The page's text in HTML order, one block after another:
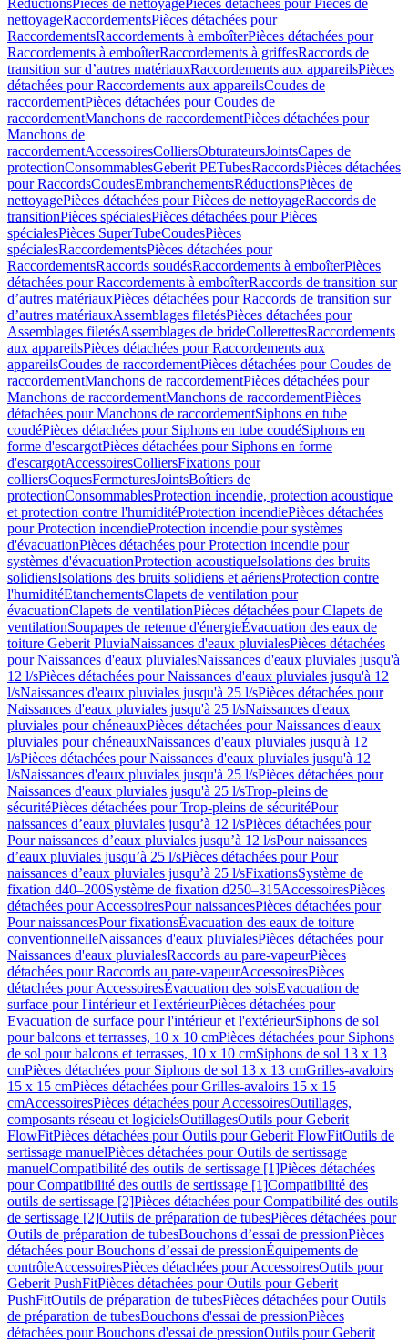
RéductionsPièces de nettoyagePièces détachées pour Pièces de
nettoyageRaccordementsPièces détachées pour
RaccordementsRaccordements à emboîterPièces détachées pour
Raccordements à emboîterRaccordements à griffesRaccords de
transition sur d’autres matériauxRaccordements aux appareilsPièces
détachées pour Raccordements aux appareilsCoudes de
raccordementPièces détachées pour Coudes de
raccordementManchons de raccordementPièces détachées pour
Manchons de
raccordementAccessoiresColliersObturateursJointsCapes de
protectionConsommablesGeberit PETubesRaccordsPièces détachées
pour RaccordsCoudesEmbranchementsRéductionsPièces de
nettoyagePièces détachées pour Pièces de nettoyageRaccords de
transitionPièces spécialesPièces détachées pour Pièces
spécialesPièces SuperTubeCoudesPièces
spécialesRaccordementsPièces détachées pour
RaccordementsRaccords soudésRaccordements à emboîterPièces
détachées pour Raccordements à emboîterRaccords de transition sur
d’autres matériauxPièces détachées pour Raccords de transition sur
d’autres matériauxAssemblages filetésPièces détachées pour
Assemblages filetésAssemblages de brideCollerettesRaccordements
aux appareilsPièces détachées pour Raccordements aux
appareilsCoudes de raccordementPièces détachées pour Coudes de
raccordementManchons de raccordementPièces détachées pour
Manchons de raccordementManchons de raccordementPièces
détachées pour Manchons de raccordementSiphons en tube
coudéPièces détachées pour Siphons en tube coudéSiphons en
forme d'escargotPièces détachées pour Siphons en forme
d'escargotAccessoiresColliersFixations pour
colliersCoquesFermeturesJointsBoîtiers de
protectionConsommablesProtection incendie, protection acoustique
et protection contre l'humiditéProtection incendiePièces détachées
pour Protection incendieProtection incendie pour systèmes
d'évacuationPièces détachées pour Protection incendie pour
systèmes d'évacuationProtection acoustiqueIsolations des bruits
solidiensIsolations des bruits solidiens et aériensProtection contre
l'humiditéEtanchementsClapets de ventilation pour
évacuationClapets de ventilationPièces détachées pour Clapets de
ventilationSoupapes de retenue d'énergieÉvacuation des eaux de
toiture Geberit PluviaNaissances d'eaux pluvialesPièces détachées
pour Naissances d'eaux pluvialesNaissances d'eaux pluviales jusqu'à
12 l/sPièces détachées pour Naissances d'eaux pluviales jusqu'à 12
l/sNaissances d'eaux pluviales jusqu'à 25 l/sPièces détachées pour
Naissances d'eaux pluviales jusqu'à 25 l/sNaissances d'eaux
pluviales pour chéneauxPièces détachées pour Naissances d'eaux
pluviales pour chéneauxNaissances d'eaux pluviales jusqu'à 12
l/sPièces détachées pour Naissances d'eaux pluviales jusqu'à 12
l/sNaissances d'eaux pluviales jusqu'à 25 l/sPièces détachées pour
Naissances d'eaux pluviales jusqu'à 25 l/sTrop-pleins de
sécuritéPièces détachées pour Trop-pleins de sécuritéPour
naissances d’eaux pluviales jusqu’à 12 l/sPièces détachées pour
Pour naissances d’eaux pluviales jusqu’à 12 l/sPour naissances
d’eaux pluviales jusqu’à 25 l/sPièces détachées pour Pour
naissances d’eaux pluviales jusqu’à 25 l/sFixationsSystème de
fixation d40–200Système de fixation d250–315AccessoiresPièces
détachées pour AccessoiresPour naissancesPièces détachées pour
Pour naissancesPour fixationsÉvacuation des eaux de toiture
conventionnelleNaissances d'eaux pluvialesPièces détachées pour
Naissances d'eaux pluvialesRaccords au pare-vapeurPièces
détachées pour Raccords au pare-vapeurAccessoiresPièces
détachées pour AccessoiresÉvacuation des solsEvacuation de
surface pour l'intérieur et l'extérieurPièces détachées pour
Evacuation de surface pour l'intérieur et l'extérieurSiphons de sol
pour balcons et terrasses, 10 x 10 cmPièces détachées pour Siphons
de sol pour balcons et terrasses, 10 x 10 cmSiphons de sol 13 x 13
cmPièces détachées pour Siphons de sol 13 x 13 cmGrilles-avaloirs
15 x 15 cmPièces détachées pour Grilles-avaloirs 15 x 15
cmAccessoiresPièces détachées pour AccessoiresOutillages,
composants réseau et logicielsOutillagesOutils pour Geberit
FlowFitPièces détachées pour Outils pour Geberit FlowFitOutils de
sertissage manuelPièces détachées pour Outils de sertissage
manuelCompatibilité des outils de sertissage [1]Pièces détachées
pour Compatibilité des outils de sertissage [1]Compatibilité des
outils de sertissage [2]Pièces détachées pour Compatibilité des outils
de sertissage [2]Outils de préparation de tubesPièces détachées pour
Outils de préparation de tubesBouchons d’essai de pressionPièces
détachées pour Bouchons d’essai de pressionÉquipements de
contrôleAccessoiresPièces détachées pour AccessoiresOutils pour
Geberit PushFitPièces détachées pour Outils pour Geberit
PushFitOutils de préparation de tubesPièces détachées pour Outils
de préparation de tubesBouchons d'essai de pressionPièces
détachées pour Bouchons d'essai de pressionOutils pour Geberit